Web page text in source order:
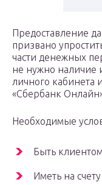
Предоставление
призвано
части денежных
не нужно наличие
личного кабинета
«Сбербанк
Необходимые
Быть
Иметь на